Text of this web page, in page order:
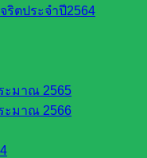
ริตประจำปี2564
ะมาณ 2565
ะมาณ 2566